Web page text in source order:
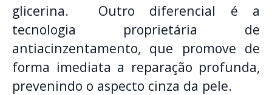
glicerina. Outro diferencial é a
tecnologia proprietária de
antiacinzentamento, que promove de
forma imediata a reparação profunda,
prevenindo o aspecto cinza da pele.